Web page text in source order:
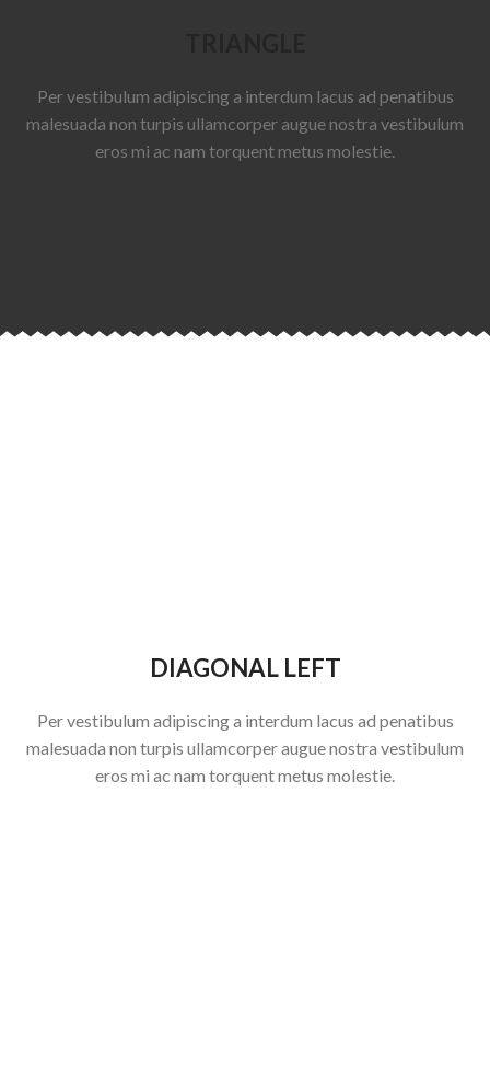
Per vestibulum adipiscing a interdum lacus ad penatibus
malesuada non turpis ullamcorper augue nostra vestibulum
eros mi ac nam torquent metus molestie.
DIAGONAL LEFT
Per vestibulum adipiscing a interdum lacus ad penatibus
malesuada non turpis ullamcorper augue nostra vestibulum
eros mi ac nam torquent metus molestie.